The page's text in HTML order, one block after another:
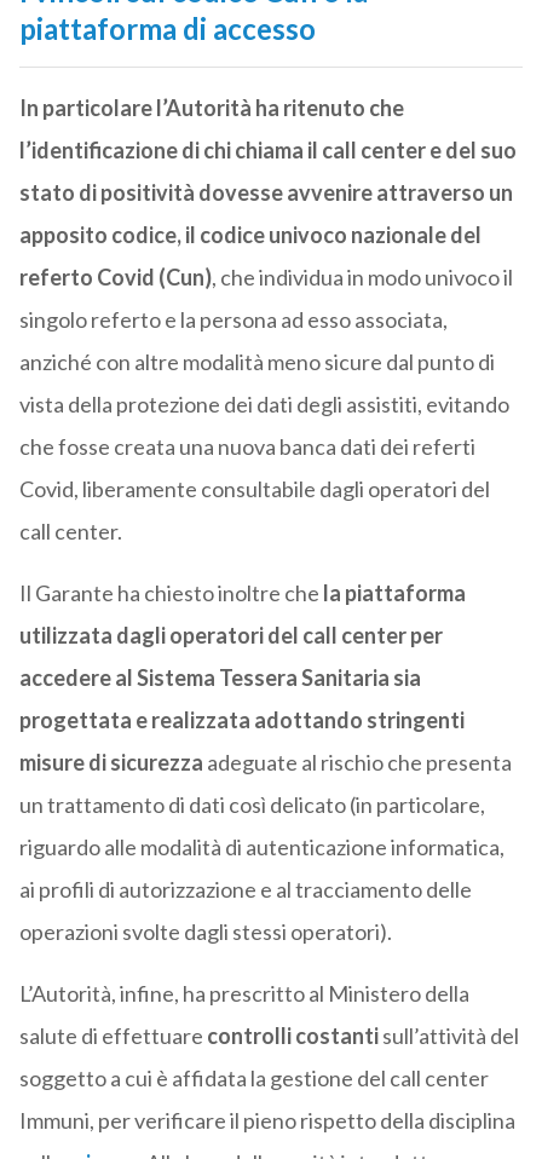
piattaforma di accesso
In particolare l’Autorità ha ritenuto che
l’identificazione di chi chiama il call center e del suo
stato di positività dovesse avvenire attraverso un
apposito codice, il codice univoco nazionale del
referto Covid (Cun), che individua in modo univoco il
singolo referto e la persona ad esso associata,
anziché con altre modalità meno sicure dal punto di
vista della protezione dei dati degli assistiti, evitando
che fosse creata una nuova banca dati dei referti
Covid, liberamente consultabile dagli operatori del
call center.
Il Garante ha chiesto inoltre che la piattaforma
utilizzata dagli operatori del call center per
accedere al Sistema Tessera Sanitaria sia
progettata e realizzata adottando stringenti
misure di sicurezza adeguate al rischio che presenta
un trattamento di dati così delicato (in particolare,
riguardo alle modalità di autenticazione informatica,
ai profili di autorizzazione e al tracciamento delle
operazioni svolte dagli stessi operatori).
L’Autorità, infine, ha prescritto al Ministero della
salute di effettuare controlli costantisull’attività del
soggetto a cui è affidata la gestione del call center
Immuni, per verificare il pieno rispetto della disciplina